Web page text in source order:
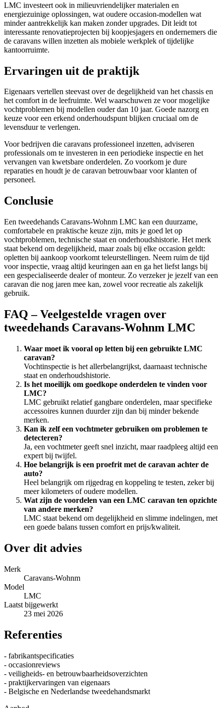
LMC investeert ook in milieuvriendelijker materialen en
energiezuinige oplossingen, wat oudere occasion-modellen wat
minder aantrekkelijk kan maken zonder upgrades. Dit leidt tot
interessante renovatieprojecten bij koopjesjagers en ondernemers die
de caravans willen inzetten als mobiele werkplek of tijdelijke
kantoorruimte.
Ervaringen uit de praktijk
Eigenaars vertellen steevast over de degelijkheid van het chassis en
het comfort in de leefruimte. Wel waarschuwen ze voor mogelijke
vochtproblemen bij modellen ouder dan 10 jaar. Goede nazorg en
keuze voor een erkend onderhoudspunt blijken cruciaal om de
levensduur te verlengen.
Voor bedrijven die caravans professioneel inzetten, adviseren
professionals om te investeren in een periodieke inspectie en het
vervangen van kwetsbare onderdelen. Zo voorkom je dure
reparaties en houdt je de caravan betrouwbaar voor klanten of
personeel.
Conclusie
Een tweedehands Caravans-Wohnm LMC kan een duurzame,
comfortabele en praktische keuze zijn, mits je goed let op
vochtproblemen, technische staat en onderhoudshistorie. Het merk
staat bekend om degelijkheid, maar zoals bij elke occasion geldt:
opletten bij aankoop voorkomt teleurstellingen. Neem ruim de tijd
voor inspectie, vraag altijd keuringen aan en ga het liefst langs bij
een gespecialiseerde dealer of monteur. Zo verzeker je jezelf van een
caravan die nog jaren mee kan, zowel voor recreatie als zakelijk
gebruik.
FAQ – Veelgestelde vragen over
tweedehands Caravans-Wohnm LMC
Waar moet ik vooral op letten bij een gebruikte LMC
caravan?
Vochtinspectie is het allerbelangrijkst, daarnaast technische
staat en onderhoudshistorie.
Is het moeilijk om goedkope onderdelen te vinden voor
LMC?
LMC gebruikt relatief gangbare onderdelen, maar specifieke
accessoires kunnen duurder zijn dan bij minder bekende
merken.
Kan ik zelf een vochtmeter gebruiken om problemen te
detecteren?
Ja, een vochtmeter geeft snel inzicht, maar raadpleeg altijd een
expert bij twijfel.
Hoe belangrijk is een proefrit met de caravan achter de
auto?
Heel belangrijk om rijgedrag en koppeling te testen, zeker bij
meer kilometers of oudere modellen.
Wat zijn de voordelen van een LMC caravan ten opzichte
van andere merken?
LMC staat bekend om degelijkheid en slimme indelingen, met
een goede balans tussen comfort en prijs/kwaliteit.
Over dit advies
Merk
Caravans-Wohnm
Model
LMC
Laatst bijgewerkt
23 mei 2026
Referenties
- fabrikantspecificaties
- occasionreviews
- veiligheids- en betrouwbaarheidsoverzichten
- praktijkervaringen van eigenaars
- Belgische en Nederlandse tweedehandsmarkt